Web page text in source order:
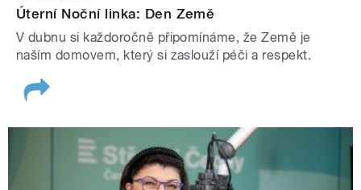
Úterní Noční linka: Den Země
V dubnu si každoročně připomínáme, že Země je
naším domovem, který si zaslouží péči a respekt.